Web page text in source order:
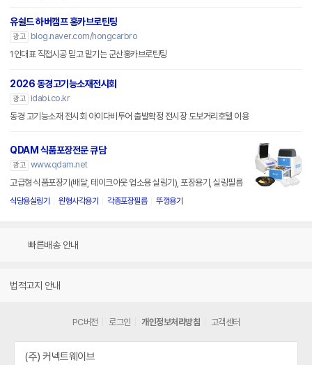
유쉴드 하버캠프 홍카브로틴팅
광고
blog.naver.com/hongcarbro
1인대표 직접시공 믿고 맡기는 군산홍카브로틴팅
2026 동경고기능소재전시회
광고
idabi.co.kr
동경 고기능소재 전시회 아이다비투어 출발확정 전시장 도보거리호텔 이용
QDAM 식품포장전문 큐담
광고 www.qdam.net
고급형 식품포장기(배달, 테이크아웃 업소용 실링기), 포장용기, 실링필름
식당용실링기 원형사각용기 각종포장필름 뚜껑용기
빠른배송 안내
법적고지 안내
PC버전 로그인 개인정보처리방침 고객센터
(주) 커넥트웨이브